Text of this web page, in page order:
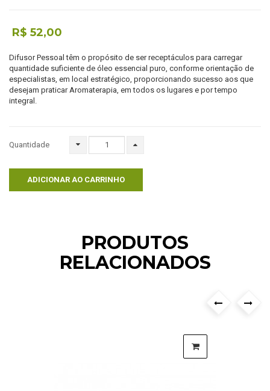
R$ 52,00
Difusor Pessoal têm o propósito de ser receptáculos para carregar
quantidade suficiente de óleo essencial puro, conforme orientação de
especialistas, em local estratégico, proporcionando sucesso aos que
desejam praticar Aromaterapia, em todos os lugares e por tempo
integral.
Quantidade
ADICIONAR AO CARRINHO
PRODUTOS
RELACIONADOS
‹
›